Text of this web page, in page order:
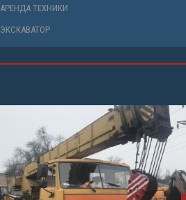
АРЕНДА ТЕХНИКИ
ЭКСКАВАТОР